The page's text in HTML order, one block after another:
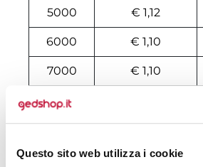
Questo sito web utilizza i cookie
5000 € 1,12
6000 € 1,10
7000 € 1,10
8000